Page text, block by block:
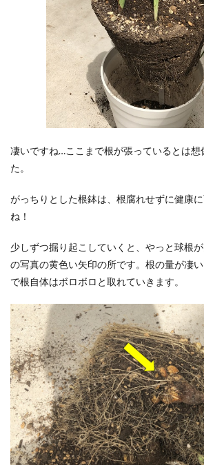
凄いですね…ここまで根が張っているとは想
た。
がっちりとした根鉢は、根腐れせずに健康
ね！
少しずつ掘り起こしていくと、やっと球根
の写真の黄色い矢印の所です。根の量が凄
で根自体はボロボロと取れていきます。